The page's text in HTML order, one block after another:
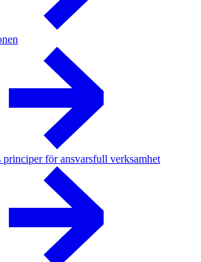
principer för ansvarsfull verksamhet